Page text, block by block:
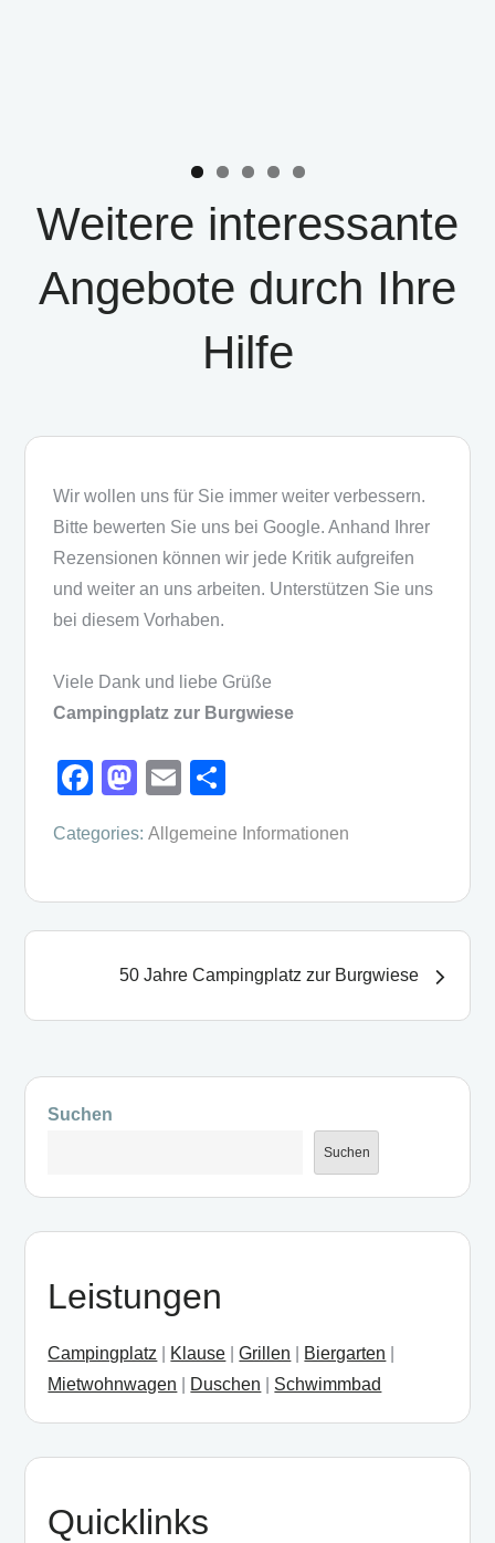
Weitere interessante
Angebote durch Ihre
Hilfe
Wir wollen uns für Sie immer weiter verbessern.
Bitte bewerten Sie uns bei Google. Anhand Ihrer
Rezensionen können wir jede Kritik aufgreifen
und weiter an uns arbeiten. Unterstützen Sie uns
bei diesem Vorhaben.
Viele Dank und liebe Grüße
Campingplatz zur Burgwiese
F
c
k
M
st
n
E
ail e
Categories:Allgemeine Informationen
50 Jahre Campingplatz zur Burgwiese
Suchen
Suchen
Leistungen
Campingplatz Klause |Grillen Biergarten
Mietwohnwagen
Duschen Schwimmbad
Quicklinks